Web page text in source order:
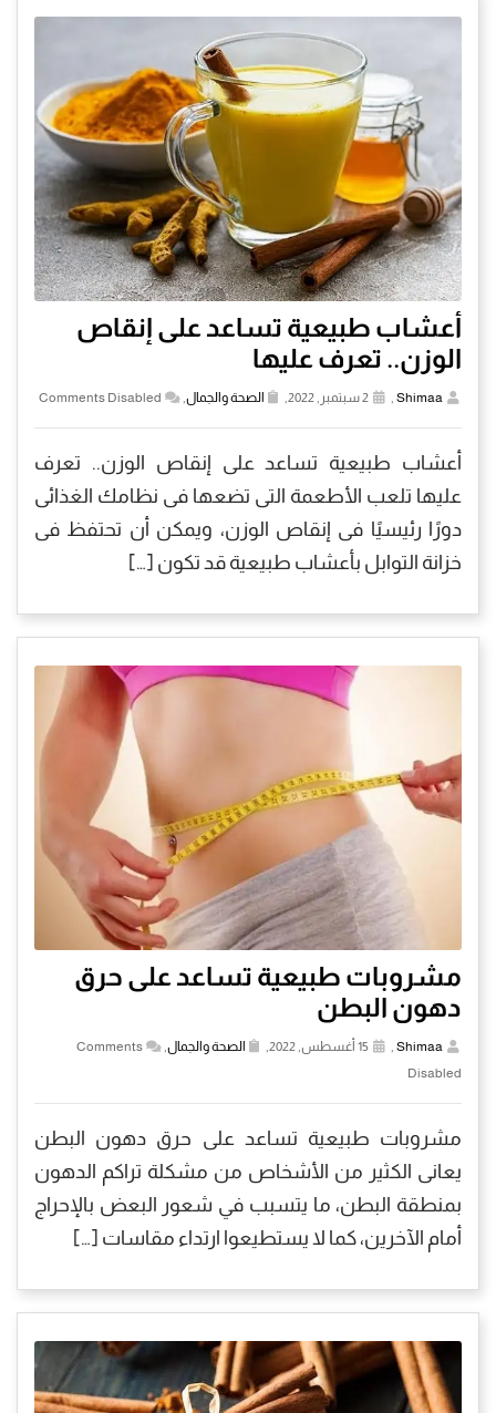
أعشاب طبيعية تساعد على إنقاص
الوزن.. تعرف عليها
Shimaa
, الصحة والجمال,
Comments Disabled
أعشاب طبيعية تساعد على إنقاص الوزن.. تعرف
عليها تلعب الأطعمة التى تضعها فى نظامك الغذائى
دورًا رئيسيًا فى إنقاص الوزن، ويمكن أن تحتفظ فى
خزانة التوابل بأعشاب طبيعية قد تكون […]
مشروبات طبيعية تساعد على حرق
دهون البطن
Shimaa
, الصحة والجمال,
Comments
Disabled
مشروبات طبيعية تساعد على حرق دهون البطن
يعانى الكثير من الأشخاص من مشكلة تراكم الدهون
بمنطقة البطن، ما يتسبب في شعور البعض بالإحراج
أمام الآخرين، كما لا يستطيعوا ارتداء مقاسات […]